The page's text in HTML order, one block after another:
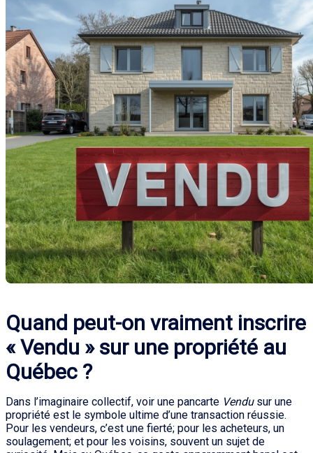
Quand peut-on vraiment inscrire
« Vendu » sur une propriété au
Québec ?
Dans l’imaginaire collectif, voir une pancarte Vendusur une
propriété est le symbole ultime d’une transaction réussie.
Pour les vendeurs, c’est une fierté; pour les acheteurs, un
soulagement; et pour les voisins, souvent un sujet de